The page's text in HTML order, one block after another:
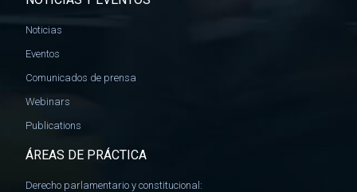
Noticias
Eventos
Comunicados de prensa
Webinars
Publications
ÁREAS DE PRÁCTICA
Derecho parlamentario y constitucional: